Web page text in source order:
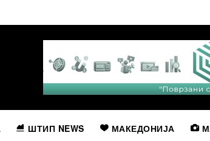
ШТИП NEWS МАКЕДОНИЈА